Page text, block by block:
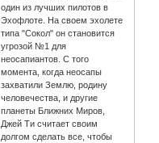
один из лучших пилотов в
Эхофлоте. На своем эхолете
типа "Сокол" он становится
угрозой №1 для
неосапиантов. С того
момента, когда неосапы
захватили Землю, родину
человечества, и другие
планеты Ближних Миров,
Джей Ти считает своим
долгом сделать все, чтобы